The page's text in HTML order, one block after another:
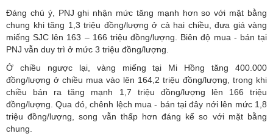
Đáng chú ý, PNJ ghi nhận mức tăng mạnh hơn so với mặt bằng
chung khi tăng 1,3 triệu đồng/lượng ở cả hai chiều, đưa giá vàng
miếng SJC lên 163 – 166 triệu đồng/lượng. Biên độ mua - bán tại
PNJ vẫn duy trì ở mức 3 triệu đồng/lượng.
Ở chiều ngược lại, vàng miếng tại Mi Hồng tăng 400.000
đồng/lượng ở chiều mua vào lên 164,2 triệu đồng/lượng, trong khi
chiều bán ra tăng mạnh 1,7 triệu đồng/lượng lên 166 triệu
đồng/lượng. Qua đó, chênh lệch mua - bán tại đây nới lên mức 1,8
triệu đồng/lượng, song vẫn thấp hơn đáng kể so với mặt bằng
chung.